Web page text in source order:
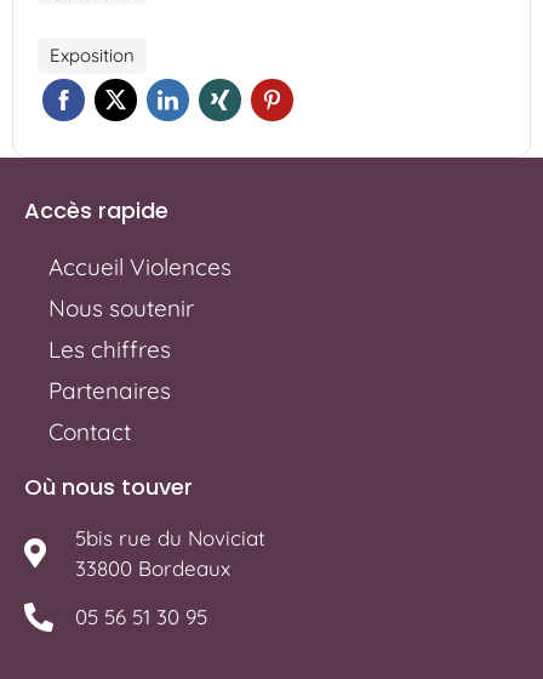
Exposition
Accès rapide
Accueil Violences
Nous soutenir
Les chiffres
Partenaires
Contact
Où nous touver
5bis rue du Noviciat
33800 Bordeaux
05 56 51 30 95